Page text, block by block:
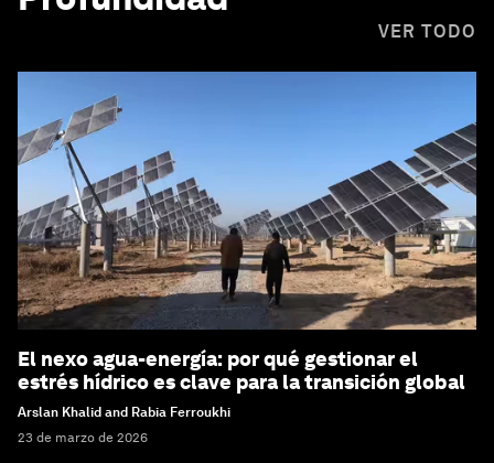
VER TODO
El nexo agua-energía: por qué gestionar el
estrés hídrico es clave para la transición global
Arslan Khalid and Rabia Ferroukhi
23 de marzo de 2026